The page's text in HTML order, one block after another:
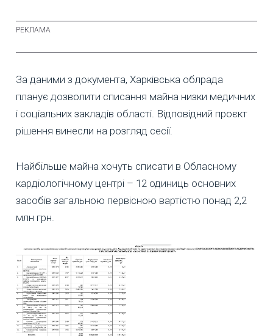
За даними з документа, Харківська облрада
планує дозволити списання майна низки медичних
і соціальних закладів області. Відповідний проєкт
рішення винесли на розгляд сесії.
Найбільше майна хочуть списати в Обласному
кардіологічному центрі – 12 одиниць основних
засобів загальною первісною вартістю понад 2,2
млн грн.